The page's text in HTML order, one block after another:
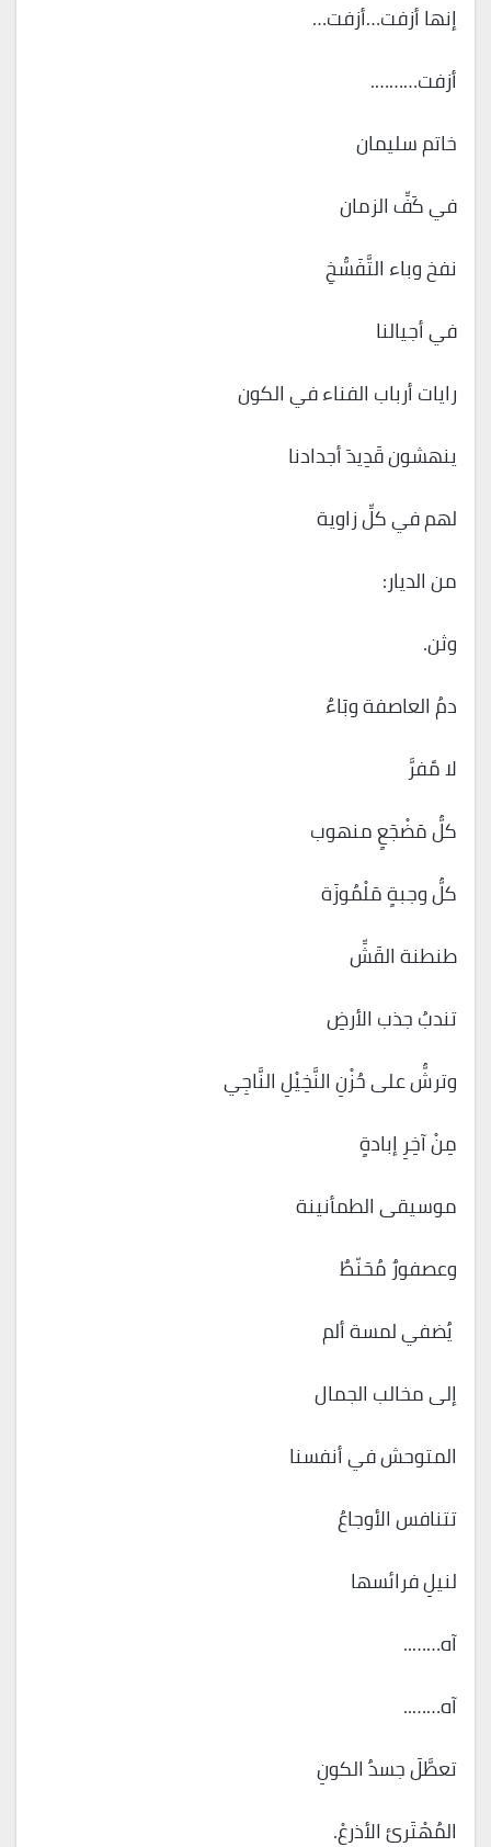
إنها أزفت…أزفت…
أزفت……….
خاتم سليمان
في كَفِّ الزمان
نفخ وباء التَّفَسُّخِ
في أجيالنا
رايات أرباب الفناء في الكون
ينهشون قَدِيدَ أجدادنا
لهم في كلِّ زاوية
من الديار:
وثن.
دمُ العاصفة وبَاءٌ
لا مًفرَّ
كلُّ مَضْجَعٍ منهوب
كلُّ وجبةٍ مَلْمُوزَة
طنطنة القَشِّ
تندبُ جذب الأرضِ
وترشُّ على حُزْنِ النَّخِيْلِ النَّاجِي
مِنْ آخِرِ إبادةٍ
موسيقى الطمأنينة
وعصفورٌ مُحَنّطٌ
يُضفي لمسة ألم
إلى مخالب الجمال
المتوحش في أنفسنا
تتنافس الأوجاعُ
لنيلِ فرائسها
آه……..
آه……..
تعطَّلَ جسدُ الكونِ
المُهْتَرئ الأذرعْ.